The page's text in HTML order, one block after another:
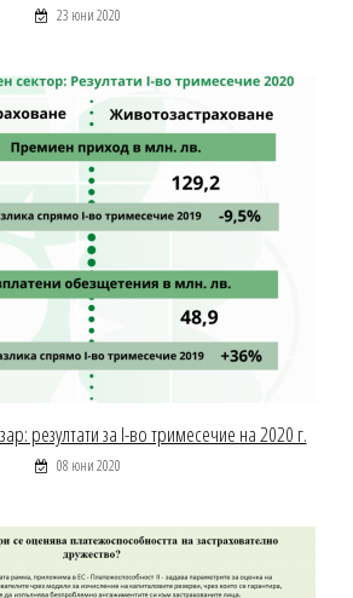
23 юни 2020
резултати за І-во тримесечие на 2020 г.
08 юни 2020